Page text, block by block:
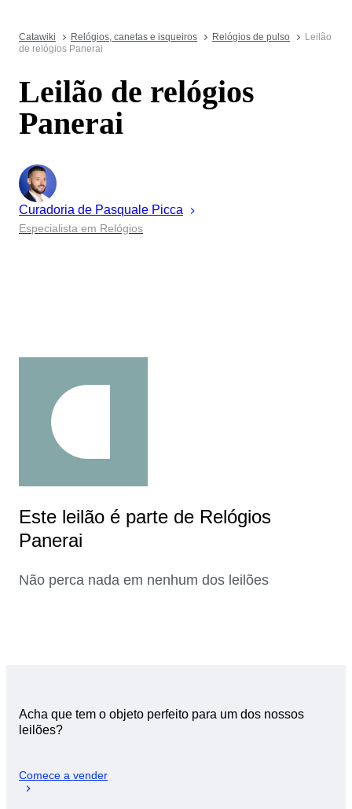
Catawiki Relógios, canetas e isqueiros Relógios de pulso
Leilão
de relógios Panerai
Leilão de relógios
Panerai
Curadoria de Pasquale Picca
Especialista em Relógios
Este leilão é parte de Relógios
Panerai
Não perca nada em nenhum dos leilões
Acha que tem o objeto perfeito para um dos nossos
leilões?
Comece a vender